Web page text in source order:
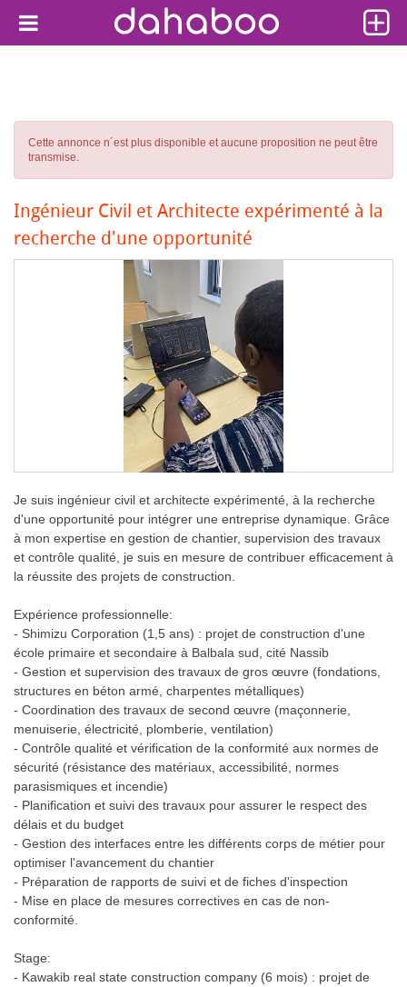
Cette annonce n´est plus disponible et aucune proposition ne peut être
transmise.
Ingénieur Civil et Architecte expérimenté à la
recherche d'une opportunité
Je suis ingénieur civil et architecte expérimenté, à la recherche
d'une opportunité pour intégrer une entreprise dynamique. Grâce
à mon expertise en gestion de chantier, supervision des travaux
et contrôle qualité, je suis en mesure de contribuer efficacement à
la réussite des projets de construction.
Expérience professionnelle:
- Shimizu Corporation (1,5 ans) : projet de construction d'une
école primaire et secondaire à Balbala sud, cité Nassib
- Gestion et supervision des travaux de gros œuvre (fondations,
structures en béton armé, charpentes métalliques)
- Coordination des travaux de second œuvre (maçonnerie,
menuiserie, électricité, plomberie, ventilation)
- Contrôle qualité et vérification de la conformité aux normes de
sécurité (résistance des matériaux, accessibilité, normes
parasismiques et incendie)
- Planification et suivi des travaux pour assurer le respect des
délais et du budget
- Gestion des interfaces entre les différents corps de métier pour
optimiser l'avancement du chantier
- Préparation de rapports de suivi et de fiches d'inspection
- Mise en place de mesures correctives en cas de non-
conformité.
Stage:
- Kawakib real state construction company (6 mois) : projet de